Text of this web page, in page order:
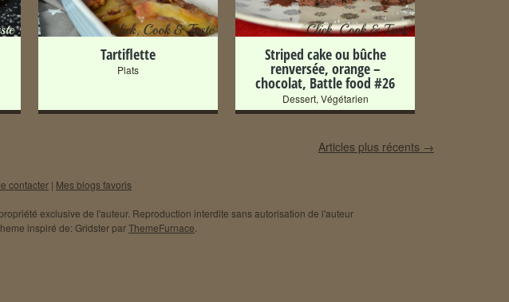
Tartiflette
Plats
Striped cake ou bûche
renversée, orange –
chocolat, Battle food #26
Dessert, Végétarien
Articles plus récents →
contacter | Mes blogs favoris
exclusive de l'auteur. Reproduction interdite sans autorisation de l'auteur
inspiré de: Gridster parThemeFurnace